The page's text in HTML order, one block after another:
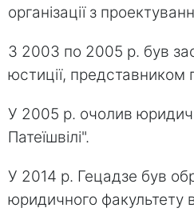
організації з
З 2003 по 2005 р. був
юстиції, представником
У 2005 р. очолив
Патеїшвілі".
У 2014 р. Гецадзе був
юридичного